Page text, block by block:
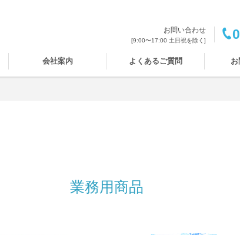
お問い合わせ
[9:00〜17:00 土日祝を除く]
会社案内 よくあるご質問
業務用商品